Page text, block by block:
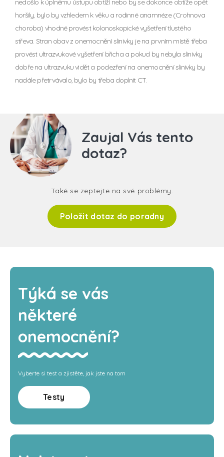
nedošlo k úplnému ústupu obtíží nebo by se dokonce obtíže opět
horšily, bylo by vzhledem k věku a rodinné anamnéze (Crohnova
choroba) vhodné provést kolonoskopické vyšetření tlustého
střeva. Stran obav z onemocnění slinivky je na prvním místě třeba
provést ultrazvukové vyšetření břicha a pokud by nebyla slinivky
dobře na ultrazvuku vidět a podezření na onemocnění slinivky by
nadále přetrvávalo, bylo by třeba doplnit CT.
Zaujal Vás tento
dotaz?
Také se zeptejte na své problémy.
Položit dotaz do poradny
Týká se vás
některé
onemocnění?
Vyberte si test a zjistěte, jak jste na tom
Testy